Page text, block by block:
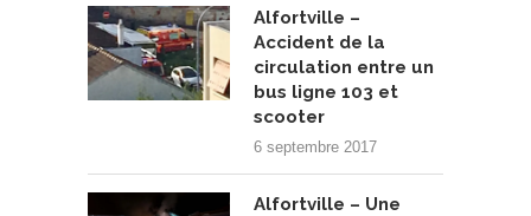
Alfortville –
Accident de la
circulation entre un
bus ligne 103 et
scooter
6 septembre 2017
Alfortville – Une